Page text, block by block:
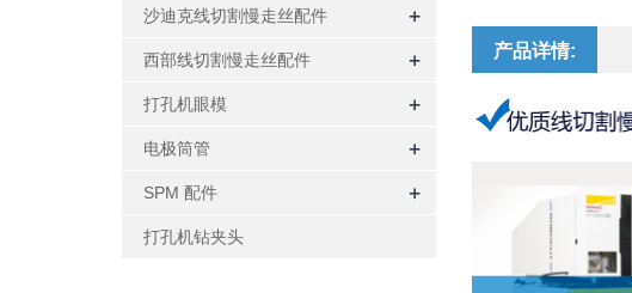
产品详情:
沙迪克线切割慢走丝配件 +
西部线切割慢走丝配件 +
打孔机眼模 +
电极筒管 +
SPM 配件 +
打孔机钻夹头